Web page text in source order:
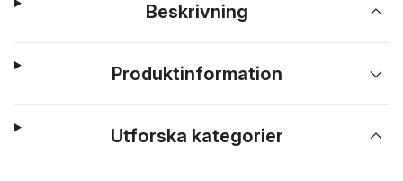
Beskrivning
Produktinformation
Utforska kategorier